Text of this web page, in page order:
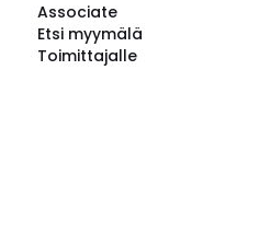
Associate
Etsi myymälä
Toimittajalle